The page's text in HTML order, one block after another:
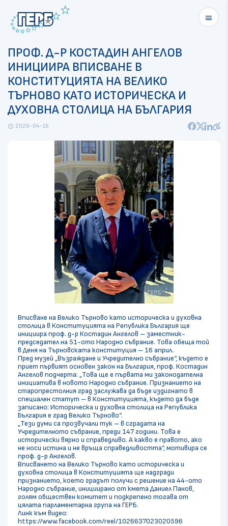
menu
ПРОФ. Д-Р КОСТАДИН АНГЕЛОВ
ИНИЦИИРА ВПИСВАНЕ В
КОНСТИТУЦИЯТА НА ВЕЛИКО
ТЪРНОВО КАТО ИСТОРИЧЕСКА И
ДУХОВНА СТОЛИЦА НА БЪЛГАРИЯ
schedule 2026-04-16
Вписване на Велико Търново като историческа и духовна
столица в Конституцията на Република България ще
инициира проф. д-р Костадин Ангелов – заместник-
председател на 51-ото Народно събрание. Това обеща той
в Деня на Търновската конституция – 16 април.
Пред музей „Възраждане и Учредително събрание“, където е
приет първият основен закон на България, проф. Костадин
Ангелов подчерта: „Това ще е първата ми законодателна
инициатива в новото Народно събрание. Признанието на
старопрестолния град заслужава да бъде издигнато в
специален статут – в Конституцията, където да бъде
записано: Историческа и духовна столица на Република
България е град Велико Търново“.
„Тези думи са прозвучали тук – в сградата на
Учредителното събрание, преди 147 години. Това е
исторически вярно и справедливо. А какво е правото, ако
не носи истина и не връща справедливостта“, мотивира се
проф. д-р Ангелов.
Вписването на Велико Търново като историческа и
духовна столица в Конституцията ще надгради
признанието, което градът получи с решение на 44-ото
Народно събрание, инициирано от кмета Даниел Панов,
голям обществен комитет и подкрепено тогава от
цялата парламентарна група на ГЕРБ.
Линк към видео:
https://www.facebook.com/reel/1026637023020596